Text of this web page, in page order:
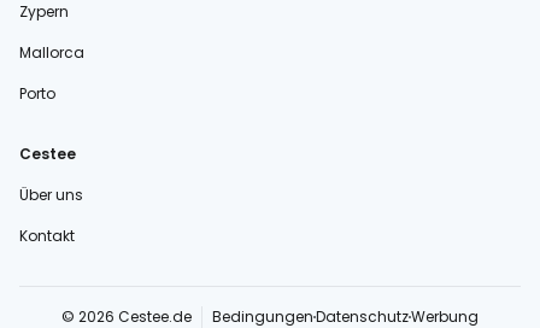
Zypern
Mallorca
Porto
Cestee
Über uns
Kontakt
© 2026 Cestee.de BedingungenDatenschutzWerbung